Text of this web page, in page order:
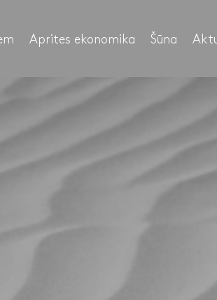
Aprites ekonomika Šūna